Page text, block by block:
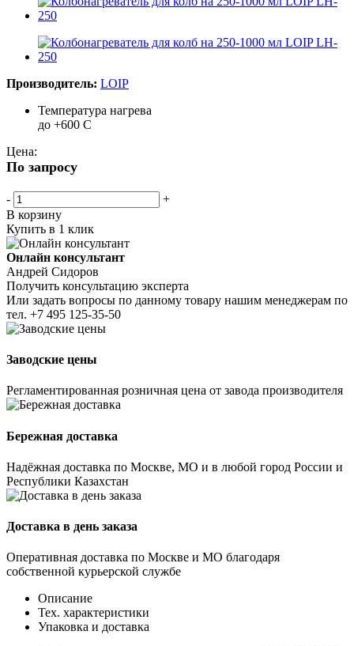
Производитель: LOIP
Температура нагрева
до +600 С
Цена:
По запросу
-
+
В корзину
Купить в 1 клик
Онлайн консультант
Андрей Сидоров
Получить консультацию эксперта
Или задать вопросы по данному товару нашим менеджерам по
тел. +7 495 125-35-50
Заводские цены
Регламентированная розничная цена от завода производителя
Бережная доставка
Надёжная доставка по Москве, МО и в любой город России и
Республики Казахстан
Доставка в день заказа
Оперативная доставка по Москве и МО благодаря
собственной курьерской службе
Описание
Тех. характеристики
Упаковка и доставка